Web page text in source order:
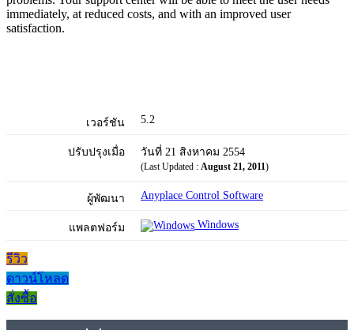
immediately, at reduced costs, and with an improved user
satisfaction.
เวอร์ชัน 5.2
ปรับปรุงเมื่อ วันที่ 21 สิงหาคม 2554
(Last Updated : August 21, 2011)
ผู้พัฒนา Anyplace Control Software
แพลตฟอร์ม Windows
รีวิว
ดาวน์โหลด
สั่งซื้อ